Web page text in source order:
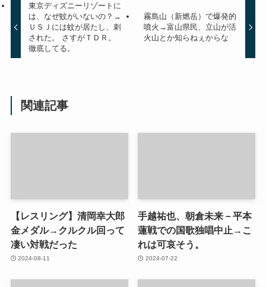
東京ディズニーリゾートに
は、なぜ蚊がいないの？→
ＵＳＪには蚊が居たし、刺
された。 さすがＴＤＲ。
徹底してる。
霧島山（新燃岳）で爆発的
噴火→富山県民、立山が活
火山とか知らねぇからな
関連記事
【レスリング】清岡幸大郎
金メダル→クルクル回って
凄い対戦だった
2024-08-11
手越祐也、朝倉未来－平本
蓮戦での国歌独唱中止→こ
れは可哀そう。
2024-07-22